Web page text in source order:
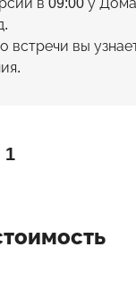
встречи вы
1